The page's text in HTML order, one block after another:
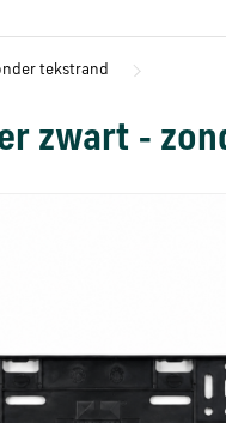
tekstrand
zwart -